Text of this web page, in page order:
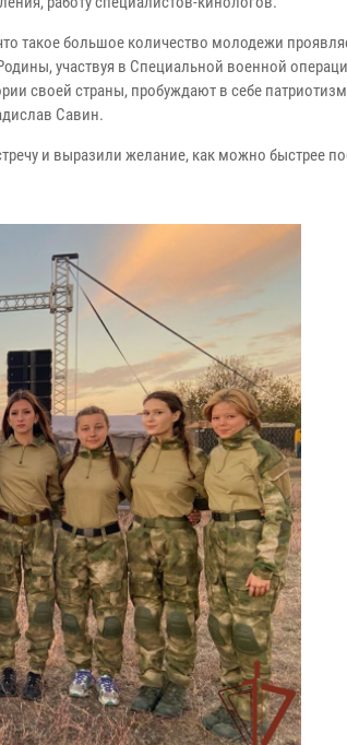
такое большое количество молодежи
участвуя в Специальной военной
своей страны, пробуждают в себе
Савин.
и выразили желание, как можно быстрее